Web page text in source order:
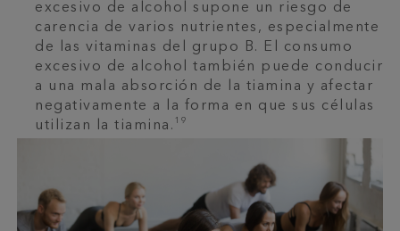
excesivo de alcohol supone un riesgo de
carencia de varios nutrientes, especialmente
de las vitaminas del grupo B. El consumo
excesivo de alcohol también puede conducir
a una mala absorción de la tiamina y afectar
negativamente a la forma en que sus células
utilizan la tiamina. 19